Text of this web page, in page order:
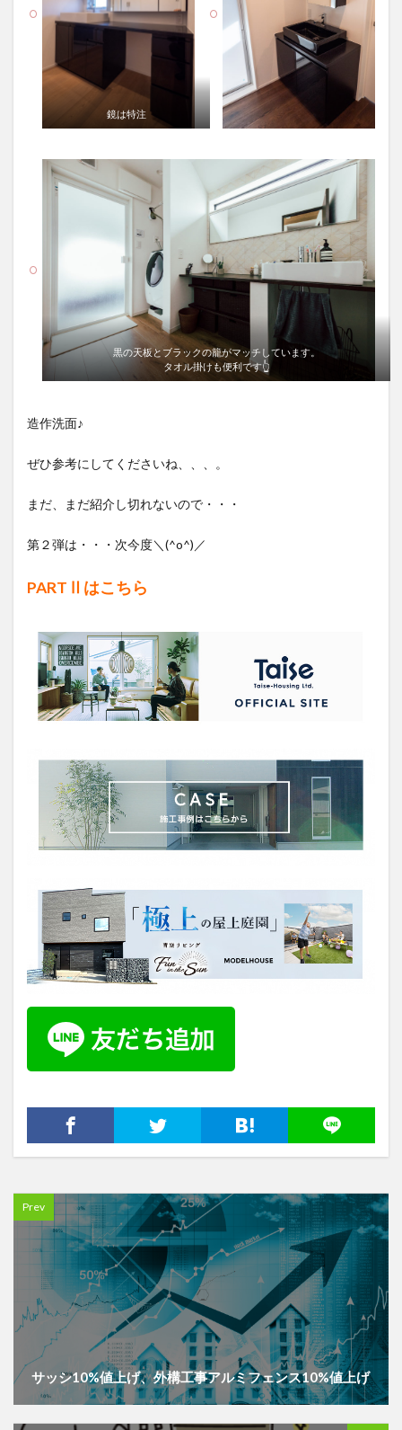
鏡は特注
黒の天板とブラックの籠がマッチしています。
タオル掛けも便利です👆
造作洗面♪
ぜひ参考にしてくださいね、、、。
まだ、まだ紹介し切れないので・・・
第２弾は・・・次今度＼(^o^)／
PARTⅡはこちら
Prev
サッシ10%値上げ、外構工事アルミフェンス10%値上げ